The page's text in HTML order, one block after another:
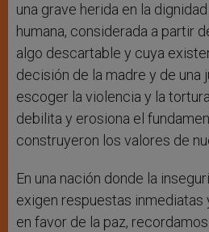
una grave herida en la
humana, considerada a partir
algo descartable y cuya
decisión de la madre y de una
escoger la violencia y la
debilita y erosiona el
construyeron los valores de
En una nación donde la
exigen respuestas
en favor de la paz,